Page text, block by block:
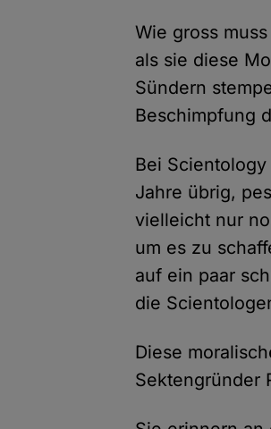
Wie gross
als sie diese
Sündern
Beschimpfung
Bei
Jahre übrig,
vielleicht nur
um es zu
auf ein paar
die
Diese
Sektengründer